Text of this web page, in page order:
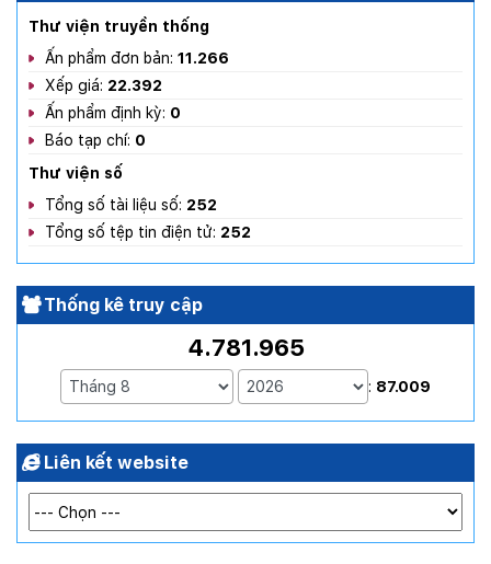
Thư viện truyền thống
Ấn phẩm đơn bản: 11.266
Xếp giá: 22.392
Ấn phẩm định kỳ: 0
Báo tạp chí: 0
Thư viện số
Tổng số tài liệu số: 252
Tổng số tệp tin điện tử: 252
Thống kê truy cập
4.781.965
: 87.009
Liên kết website